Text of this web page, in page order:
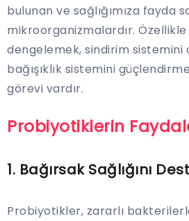
bulunan ve sağlığımıza fayda
mikroorganizmalardır. Özellikle
dengelemek, sindirim sistemini
bağışıklık sistemini
görevi vardır.
Probiyotiklerin
1. Bağırsak Sağlığını
Probiyotikler, zararlı